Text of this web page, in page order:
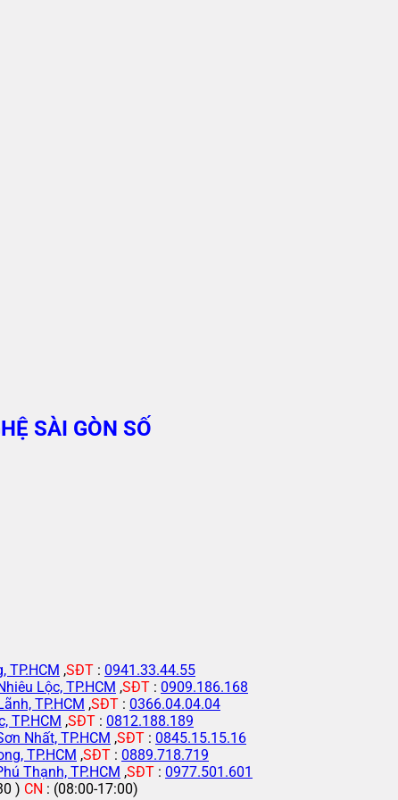
SÀI GÒN SỐ
TP.HCM ,SĐT : 0941.33.44.55
Lộc, TP.HCM ,SĐT : 0909.186.168
TP.HCM ,SĐT : 0366.04.04.04
TP.HCM ,SĐT : 0812.188.189
Nhất, TP.HCM ,SĐT : 0845.15.15.16
TP.HCM ,SĐT : 0889.718.719
Thạnh, TP.HCM ,SĐT : 0977.501.601
) CN : (08:00-17:00)